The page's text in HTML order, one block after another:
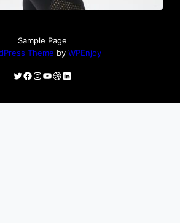
Sample Page
Theme by WPEnjoy
Twitter
Facebook
Instagram
YouTube
Dribbble
LinkedIn